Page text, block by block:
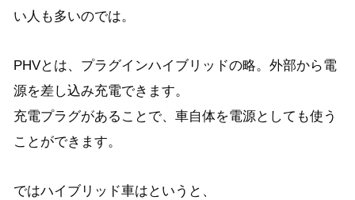
い人も多いのでは。
PHVとは、プラグインハイブリッドの略。 外部から電
源を差し込み充電できます。
充電プラグがあることで、車自体を電源としても使う
ことができます。
ではハイブリッド車はというと、